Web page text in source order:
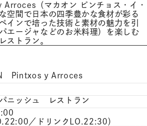
（マカオン ピンチョス・イ・
空間で日本の四季豊かな食材が彩る
インで培った技術と素材の魅力を引
エージャなどのお米料理）を楽しむ
ストラン。
Pintxos y Arroces
ニッシュ レストラン
／ドリンクLO.22:30）